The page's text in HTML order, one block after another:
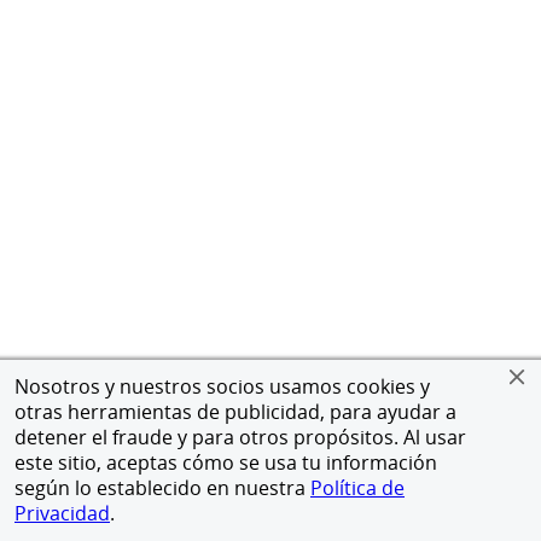
Nosotros y nuestros socios usamos cookies y
otras herramientas de publicidad, para ayudar a
detener el fraude y para otros propósitos. Al usar
este sitio, aceptas cómo se usa tu información
según lo establecido en nuestra Política de
Privacidad.